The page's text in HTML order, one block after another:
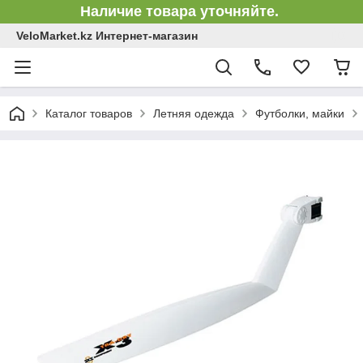
Наличие товара уточняйте.
VeloMarket.kz Интернет-магазин
Каталог товаров Летняя одежда Футболки, майки